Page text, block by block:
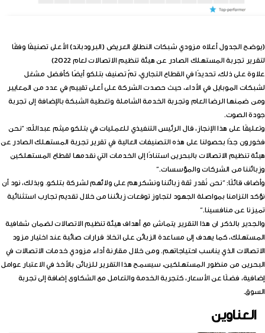
(يوضح الجدول أعلاه مزودي شبكات النطاق العريض (البرودباند) الأعلى تصنيفًا وفقًا
لتقرير تجربة المستهلك الصادر عن هيئة تنظيم الاتصالات لعام 2022)
علاوة على ذلك، تحديدًا في القطاع التجاري، تمّ تصنيف بتلكو أيضًا كأفضل مشغل
لشبكات الموبايل في الأداء، حيث حصدت الشركة على أعلى تقييم في عدد من المعايير
ومن ضمنها الرضا العام وتجربة الخدمة الشاملة وتغطية الشبكة بالإضافة إلى تجربة
جودة الصوت.
وتعليقًا على هذا الإنجاز، قال الرئيس التنفيذي للعمليات في بتلكو ميثم عبدالله: “نحن
فخورون جدًا بحصولنا على هذه التصنيفات العالية في تقرير تجربة المستهلك الصادر عن
هيئة تنظيم الاتصالات بالبحرين استنادًا إلى الخدمات التي نقدمها لقطاع المستهلكين
وزبائننا من الشركات والمؤسسات.”
وأضاف قائلًا: “نحن نُقدر ثقة زبائننا ونشكرهم على ولائهم لشركة بتلكو. وبذلك، نود أن
نؤكد التزامنا بمواصلة الجهود لتجاوز توقعات زبائننا من خلال تقديم تجارب استثنائية
تميزنا عن منافسينا.”
والجدير بالذكر ان هذا التقرير يتماشى مع أهداف هيئة تنظيم الاتصالات لضمان شفافية
المستهلك، كما يهدف إلى مساعدة الزبائن على اتخاذ قرارات صائبة عند اختيار مزود
الاتصالات الذي يناسب احتياجاتهم. ومن خلال مقارنة أداء مزودي خدمات الاتصالات في
البحرين من منظور المستهلكين، سيسمح هذا التقرير للزبائن بالأخذ في الاعتبار عوامل
إضافية، فضلًا عن الأسعار، كتجربة الخدمة والتعامل مع الشكاوى إضافة إلى تجربة
السوق.
العناوين